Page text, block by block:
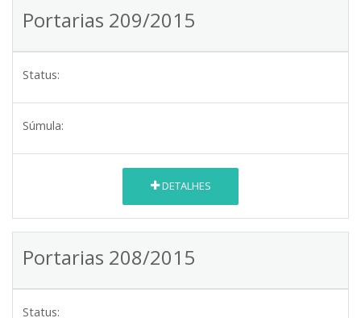
Portarias 209/2015
Status:
Súmula:
DETALHES
Portarias 208/2015
Status: